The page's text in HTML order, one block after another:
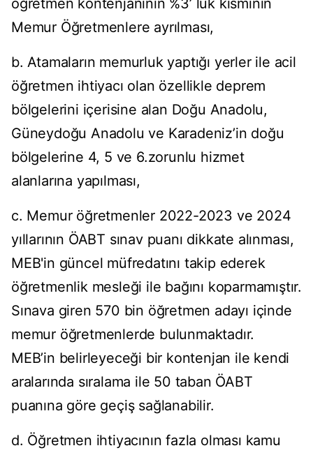
öğretmen kontenjanının %3’ lük kısmının
Memur Öğretmenlere ayrılması,
b. Atamaların memurluk yaptığı yerler ile acil
öğretmen ihtiyacı olan özellikle deprem
bölgelerini içerisine alan Doğu Anadolu,
Güneydoğu Anadolu ve Karadeniz’in doğu
bölgelerine 4, 5 ve 6.zorunlu hizmet
alanlarına yapılması,
c. Memur öğretmenler 2022-2023 ve 2024
yıllarının ÖABT sınav puanı dikkate alınması,
MEB'in güncel müfredatını takip ederek
öğretmenlik mesleği ile bağını koparmamıştır.
Sınava giren 570 bin öğretmen adayı içinde
memur öğretmenlerde bulunmaktadır.
MEB’in belirleyeceği bir kontenjan ile kendi
aralarında sıralama ile 50 taban ÖABT
puanına göre geçiş sağlanabilir.
d. Öğretmen ihtiyacının fazla olması kamu